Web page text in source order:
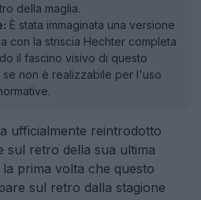
della maglia.
È stata immaginata una versione
con la striscia Hechter completa
il fascino visivo di questo
non è realizzabile per l'uso
ufficialmente reintrodotto
sul retro della sua ultima
prima volta che questo
sul retro dalla stagione